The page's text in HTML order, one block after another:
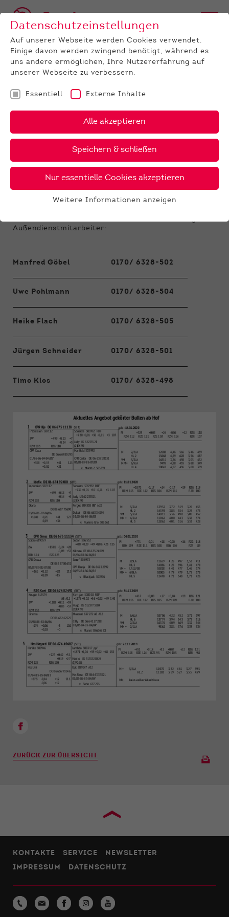
UNTERNEHMEN News
Interessante gekörte
Jungbullen im Angebot
Außendienstmitarbeiter:
Manfred Göbel 0170/ 6328-502
Uwe Pohlmann 0170/ 6328-504
Heike Flach 0170/ 6328-505
Jürgen Schneider 0170/ 6328-501
Timo Klos 0170/ 6328-498
ZURÜCK ZUR ÜBERSICHT
›
KONTAKTE SERVICE
NEWSLETTER
IMPRESSUM
DATENSCHUTZ
Datenschutzeinstellungen
Auf unserer Webseite werden Cookies verwendet.
Einige davon werden zwingend benötigt, während es
uns andere ermöglichen, Ihre Nutzererfahrung auf
unserer Webseite zu verbessern.
Essentiell Externe Inhalte
Alle akzeptieren
Speichern & schließen
Nur essentielle Cookies akzeptieren
Funktionen der Webseite benötigt. Dadurch ist
Anbieter
Laufzeit
Zweck Cookie Einstellungen speichern
Inhalte, um Ihnen zusätzliche Informationen
anzubieten.
Weitere Informationen anzeigen